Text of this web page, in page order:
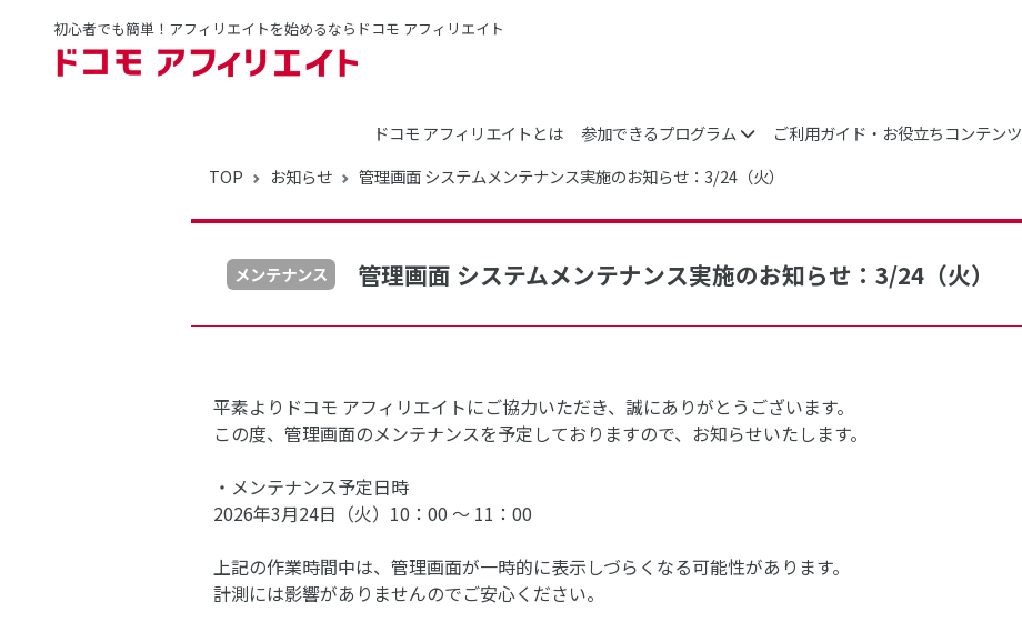
初心者でも簡単！アフィリエイトを始めるならドコモ アフィリエイト
ドコモ アフィリエイトとは 参加できるプログラム ご利用ガイド・お役立ちコンテンツ
TOP
お知らせ 管理画面 システムメンテナンス実施のお知らせ：3/24（火）
メンテナンス 管理画面 システムメンテナンス実施のお知らせ：3/24（火）
平素よりドコモ アフィリエイトにご協力いただき、誠にありがとうございます。
この度、管理画面のメンテナンスを予定しておりますので、お知らせいたします。
・メンテナンス予定日時
2026年3月24日（火）10：00 ～ 11：00
上記の作業時間中は、管理画面が一時的に表示しづらくなる可能性があります。
計測には影響がありませんのでご安心ください。